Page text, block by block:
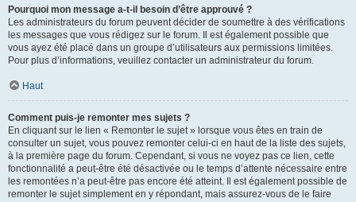
Pourquoi mon message a-t-il besoin d’être approuvé ?
Les administrateurs du forum peuvent décider de soumettre à des vérifications
les messages que vous rédigez sur le forum. Il est également possible que
vous ayez été placé dans un groupe d’utilisateurs aux permissions limitées.
Pour plus d’informations, veuillez contacter un administrateur du forum.
Haut
Comment puis-je remonter mes sujets ?
En cliquant sur le lien « Remonter le sujet » lorsque vous êtes en train de
consulter un sujet, vous pouvez remonter celui-ci en haut de la liste des sujets,
à la première page du forum. Cependant, si vous ne voyez pas ce lien, cette
fonctionnalité a peut-être été désactivée ou le temps d’attente nécessaire entre
les remontées n’a peut-être pas encore été atteint. Il est également possible de
remonter le sujet simplement en y répondant, mais assurez-vous de le faire